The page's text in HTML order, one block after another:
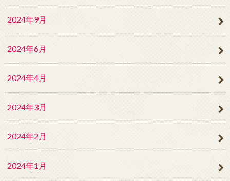
2024年9月
2024年6月
2024年4月
2024年3月
2024年2月
2024年1月